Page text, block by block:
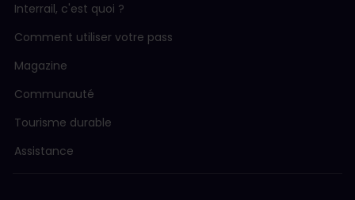
Interrail, c'est quoi ?
Comment utiliser votre pass
Magazine
Communauté
Tourisme durable
Assistance